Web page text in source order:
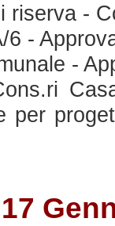
riserva -
6 -
-
per